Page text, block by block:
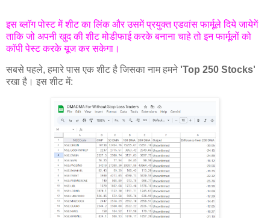
इस ब्लाॅग पोस्ट में शीट का लिंक और उसमें प्रयुक्त एडवांस फार्मूले दिये जायेगें
ताकि जो अपनी खुद की शीट मोडीफाई करके बनाना चाहे तो इन फार्मूलों को
काॅपी पेस्ट करके यूज कर सकेगा।
सबसे पहले, हमारे पास एक शीट है जिसका नाम हमने 'Top 250 Stocks'
रखा है। इस शीट में: